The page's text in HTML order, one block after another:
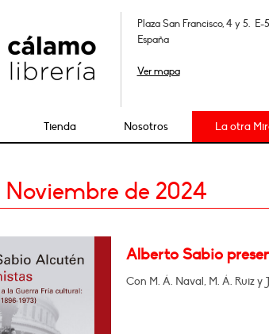
Plaza San Francisco, 4 y 5.
España
Ver mapa
Tienda Nosotros La otra
Noviembre de 2024
Alberto Sabio
Con M. Á. Naval, M. Á. Ruiz y